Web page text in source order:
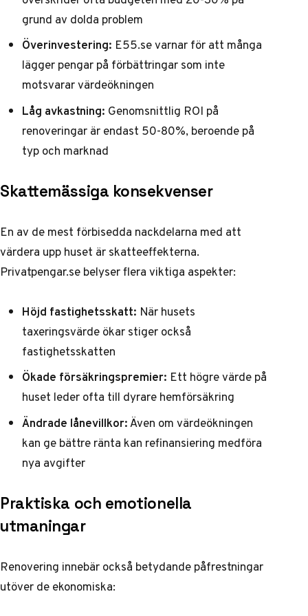
grund av dolda problem
Överinvestering: E55.sevarnar för att många
lägger pengar på förbättringar som inte
motsvarar värdeökningen
Låg avkastning: Genomsnittlig ROI på
renoveringar är endast 50-80%, beroende på
typ och marknad
Skattemässiga konsekvenser
En av de mest förbisedda nackdelarna med att
värdera upp huset är skatteeffekterna.
Privatpengar.sebelyser flera viktiga aspekter:
Höjd fastighetsskatt: När husets
taxeringsvärde ökar stiger också
fastighetsskatten
Ökade försäkringspremier: Ett högre värde på
huset leder ofta till dyrare hemförsäkring
Ändrade lånevillkor:Även om värdeökningen
kan ge bättre ränta kan refinansiering medföra
nya avgifter
Praktiska och emotionella
utmaningar
Renovering innebär också betydande påfrestningar
utöver de ekonomiska: